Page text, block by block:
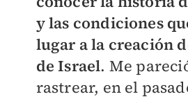
y las condiciones
lugar a la creación
de Israel. Me
rastrear, en el